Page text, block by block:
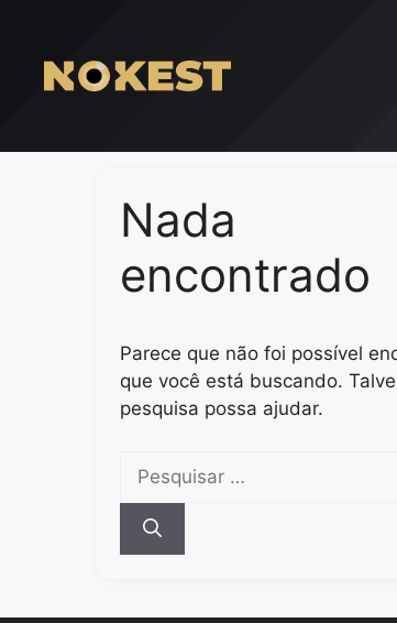
conteúdo
Nada
encontrado
Parece que não foi possível
que você está buscando.
pesquisa possa ajudar.
por: